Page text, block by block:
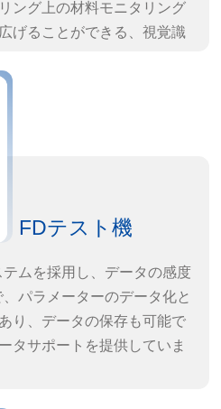
ング上の材料モニタリング
げることができる、視覚識
要
FDテスト機
ムを採用し、データの感度
パラメーターのデータ化と
り、データの保存も可能で
タサポートを提供していま